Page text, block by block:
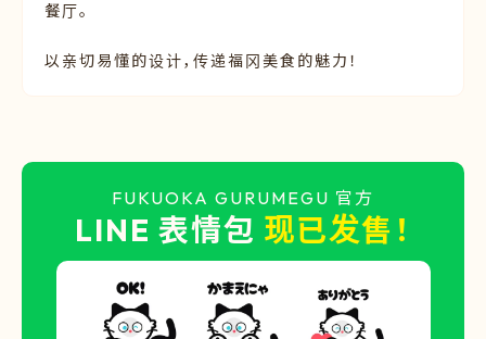
餐厅。
以亲切易懂的设计，传递福冈美食的魅力！
FUKUOKA GURUMEGU 官方
LINE 表情包 现已发售！